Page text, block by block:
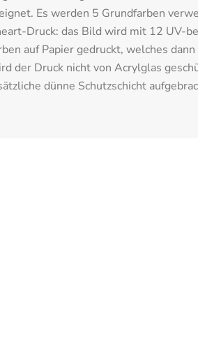
Es werden 5 Grundfarben
Druck: das Bild wird mit 12 UV-
auf Papier gedruckt, welches
der Druck nicht von Acrylglas
dünne Schutzschicht